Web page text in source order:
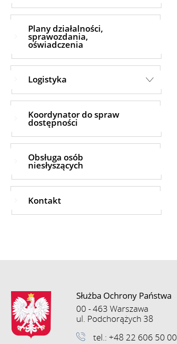
Plany działalności,
sprawozdania,
oświadczenia
Logistyka
Koordynator do spraw
dostępności
Obsługa osób
niesłyszących
Kontakt
Służba Ochrony Państwa
00 - 463 Warszawa
ul. Podchorążych 38
tel.: +48 22 606 50 00